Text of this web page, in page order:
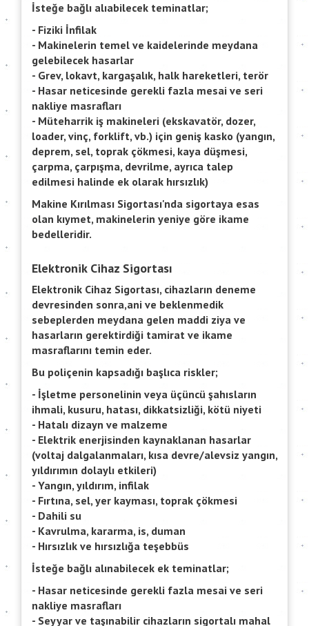
İsteğe bağlı alıabilecek teminatlar;
- Fiziki İnfilak
- Makinelerin temel ve kaidelerinde meydana
gelebilecek hasarlar
- Grev, lokavt, kargaşalık, halk hareketleri, terör
- Hasar neticesinde gerekli fazla mesai ve seri
nakliye masrafları
- Müteharrik iş makineleri (ekskavatör, dozer,
loader, vinç, forklift, vb.) için geniş kasko (yangın,
deprem, sel, toprak çökmesi, kaya düşmesi,
çarpma, çarpışma, devrilme, ayrıca talep
edilmesi halinde ek olarak hırsızlık)
Makine Kırılması Sigortası'nda sigortaya esas
olan kıymet, makinelerin yeniye göre ikame
bedelleridir.
Elektronik Cihaz Sigortası
Elektronik Cihaz Sigortası, cihazların deneme
devresinden sonra,ani ve beklenmedik
sebeplerden meydana gelen maddi ziya ve
hasarların gerektirdiği tamirat ve ikame
masraflarını temin eder.
Bu poliçenin kapsadığı başlıca riskler;
- İşletme personelinin veya üçüncü şahısların
ihmali, kusuru, hatası, dikkatsizliği, kötü niyeti
- Hatalı dizayn ve malzeme
- Elektrik enerjisinden kaynaklanan hasarlar
(voltaj dalgalanmaları, kısa devre/alevsiz yangın,
yıldırımın dolaylı etkileri)
- Yangın, yıldırım, infilak
- Fırtına, sel, yer kayması, toprak çökmesi
- Dahili su
- Kavrulma, kararma, is, duman
- Hırsızlık ve hırsızlığa teşebbüs
İsteğe bağlı alınabilecek ek teminatlar;
- Hasar neticesinde gerekli fazla mesai ve seri
nakliye masrafları
- Seyyar ve taşınabilir cihazların sigortalı mahal